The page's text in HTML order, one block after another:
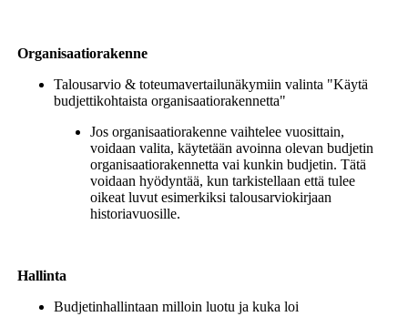
Organisaatiorakenne
Talousarvio & toteumavertailunäkymiin valinta "Käytä
budjettikohtaista organisaatiorakennetta"
Jos organisaatiorakenne vaihtelee vuosittain,
voidaan valita, käytetään avoinna olevan budjetin
organisaatiorakennetta vai kunkin budjetin. Tätä
voidaan hyödyntää, kun tarkistellaan että tulee
oikeat luvut esimerkiksi talousarviokirjaan
historiavuosille.
Hallinta
Budjetinhallintaan milloin luotu ja kuka loi